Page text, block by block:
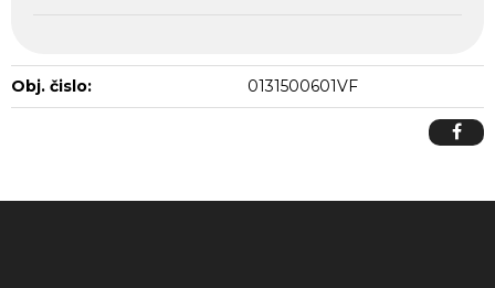
Obj. čislo: 0131500601VF